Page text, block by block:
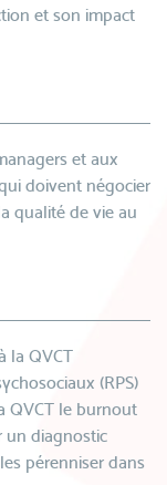
et son impact
et aux
doivent négocier
qualité de vie au
la QVCT
(RPS)
QVCT le burnout
un diagnostic
pérenniser dans